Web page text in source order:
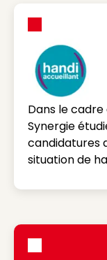
Dans le
Synergie
candidatures
situation de